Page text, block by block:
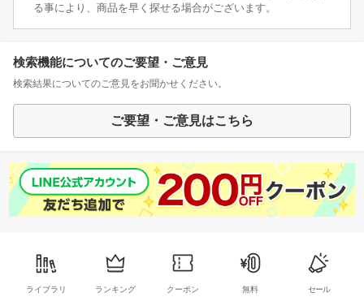
る事により、商品を早く探せる場合がございます。
検索機能についてのご要望・ご意見
検索結果についてのご意見をお聞かせください。
ご要望・ご意見はこちら
ライブラリ ランキング クーポン 無料 セール